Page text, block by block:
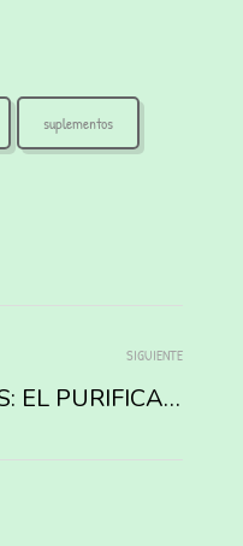
suplementos
SIGUIENTE
ZARZAPARRILLA PARA PERROS: EL PURIFICADOR NATURAL QUE TU CAN NECESITA